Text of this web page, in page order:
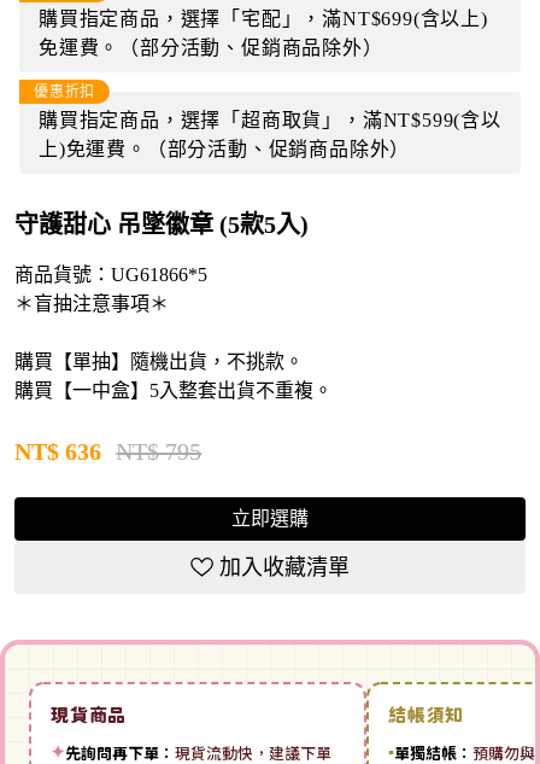
購買指定商品，選擇「宅配」，滿NT$699(含以上)
免運費。（部分活動、促銷商品除外）
優惠折扣
購買指定商品，選擇「超商取貨」，滿NT$599(含以
上)免運費。（部分活動、促銷商品除外）
守護甜心 吊墜徽章 (5款5入)
商品貨號：UG61866*5
＊盲抽注意事項＊
購買【單抽】隨機出貨，不挑款。
購買【一中盒】5入整套出貨不重複。
NT$ 636 NT$ 795
立即選購
加入收藏清單
現貨商品
✦先詢問再下單： 現貨流動快，建議下單
結帳須知
▪單獨結帳： 預購勿與